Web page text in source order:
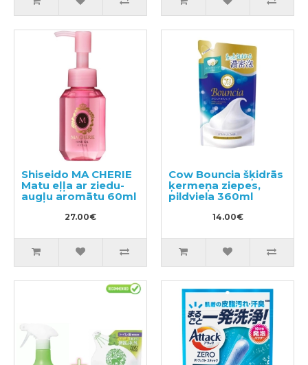
Shiseido MA CHERIE
Matu eļļa ar ziedu-
augļu aromātu 60ml
27.00€
Cow Bouncia šķidrās
ķermeņa ziepes,
pildviela 360ml
14.00€